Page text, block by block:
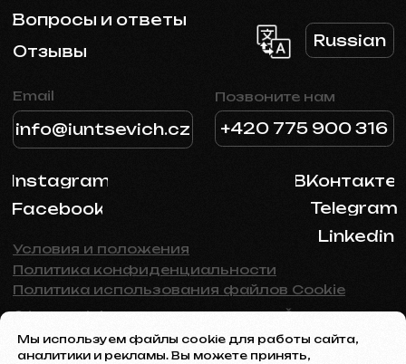
Мы используем файлы cookie для работы сайта,
аналитики и рекламы. Вы можете принять,